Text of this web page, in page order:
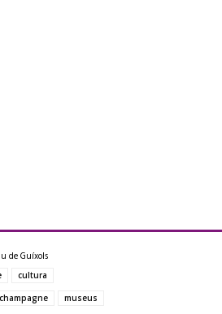
de Guíxols
cultura
museus